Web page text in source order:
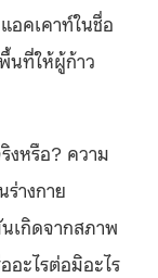
คเคาท์ในชื่อ
นที่ให้ผู้ก้าว
งหรือ? ความ
างกาย
เกิดจากสภาพ
ะไรต่อมิอะไร